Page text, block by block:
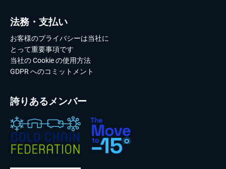
法務・支払い
お客様のプライバシーは当社に
とって重要事項です
当社の Cookie の使用方法
GDPR へのコミットメント
誇りあるメンバー